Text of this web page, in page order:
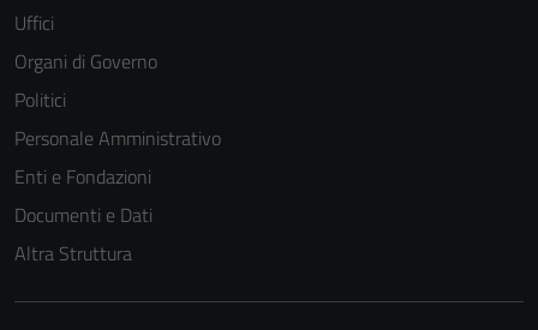
Uffici
Organi di Governo
Politici
Personale Amministrativo
Enti e Fondazioni
Documenti e Dati
Altra Struttura